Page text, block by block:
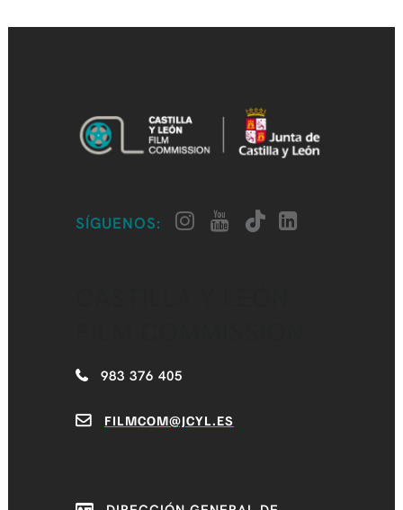
SÍGUENOS:
983 376 405
FILMCOM@JCYL.ES